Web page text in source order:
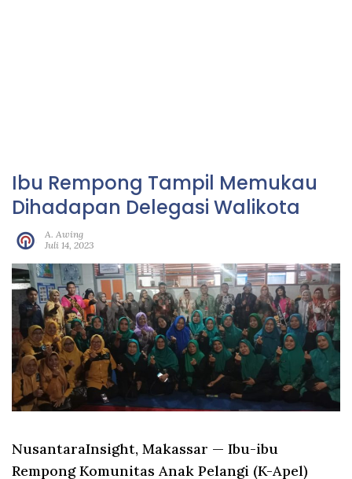
Ibu Rempong Tampil Memukau
Dihadapan Delegasi Walikota
A. Awing
Juli 14, 2023
NusantaraInsight, Makassar — Ibu-ibu
Rempong Komunitas Anak Pelangi (K-Apel)